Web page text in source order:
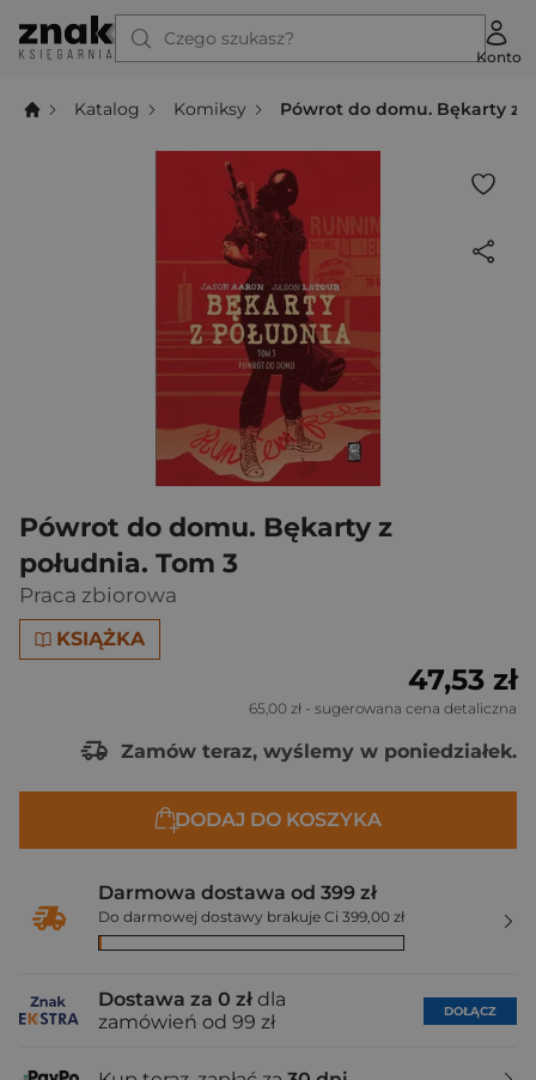
Czego szukasz?
Konto
Katalog Komiksy Pówrot do domu. Bękarty z
Pówrot do domu. Bękarty z
południa. Tom 3
Praca zbiorowa
KSIĄŻKA
47,53 zł
65,00 zł - sugerowana cena detaliczna
Zamów teraz, wyślemy w poniedziałek.
DODAJ DO KOSZYKA
Darmowa dostawa od 399 zł
Do darmowej dostawy brakuje Ci 399,00 zł
Dostawa za 0 zł dla
zamówień od 99 zł
DOŁĄCZ